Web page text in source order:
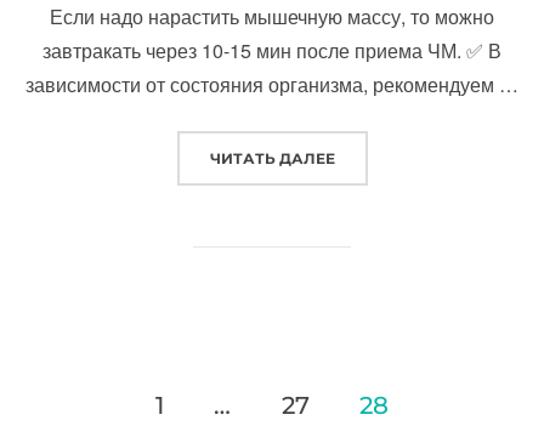
Если надо нарастить мышечную массу, то можно
завтракать через 10-15 мин после приема ЧМ. ✅ В
зависимости от состояния организма, рекомендуем …
ЧИТАТЬ ДАЛЕЕ«КАК ПРИНИМАТЬ
Пагинация
1 … 27 28